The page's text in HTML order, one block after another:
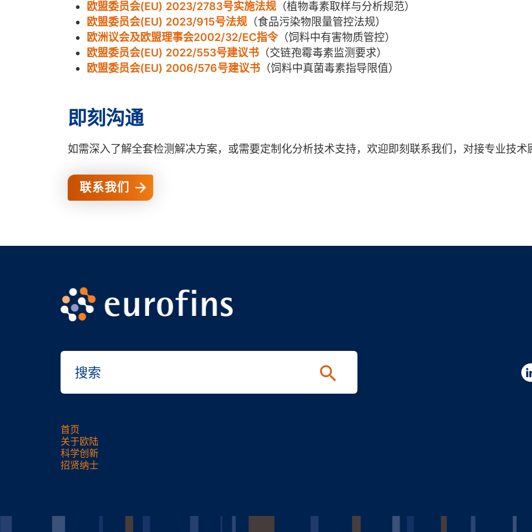
欧盟委员会(EU) 2023/2783号实施法规 （植物毒素取样与分析规范）
欧盟委员会(EU) 2023/915号法规 （食品污染物限量管控法规）
欧洲议会及欧盟理事会2002/32/EC指令（饲料中有害物质管控）
欧盟委员会(EU) 2022/553号建议书 （交链孢霉毒素监测要求）
欧盟委员会(EU) 2006/576号建议书 （饲料中真菌毒素指导限值）
即刻沟通
如需深入了解全套检测解决方案，或需要定制化分析技术支持，欢迎即刻联系我们，对接专业技术
联系我们
首页
关于欧陆
科学创新
招贤纳士